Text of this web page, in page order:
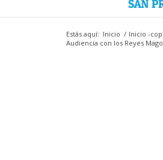
Estás aquí: Inicio / Inicio -
Audiencia con los Reyes